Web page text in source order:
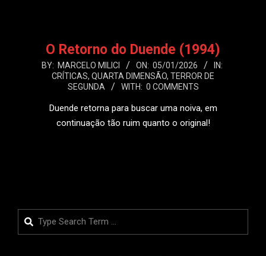
O Retorno do Duende (1994)
2026-
BY: MARCELO MILICI ON: 05/01/2026
IN:
CRÍTICAS, QUARTA DIMENSÃO, TERROR DE
SEGUNDA
WITH: 0 COMMENTS
Duende retorna para buscar uma noiva, em
continuação tão ruim quanto o original!
Search